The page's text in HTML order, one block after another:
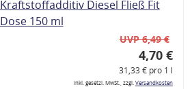
Kraftstoffadditiv Diesel Fließ Fit
Dose 150 ml
UVP 6,49 €
4,70 €
31,33 € pro 1 l
inkl. gesetzl. MwSt., zzgl.Versandkosten